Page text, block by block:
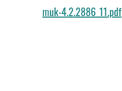
muk-4.2.2886_11.pdf